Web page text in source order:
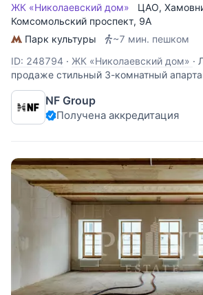
ЖК «Николаевский дом» ЦАО,
Комсомольский проспект, 9А
Парк культуры
~7 мин. пешком
ID: 248794 · ЖК «Николаевский дом» ·
продаже стильный 3-комнатный
дизайнерской отделкой на пятом этаже
«Николаевский Дом» в престижных
Пространство объединяет эстетику
NF Group
Получена аккредитация